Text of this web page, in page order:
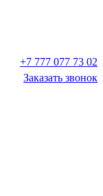
+7 777 077 73 02
Заказать звонок